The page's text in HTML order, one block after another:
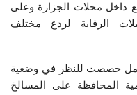
داخل محلات الجزارة وعلى
الرقابة لردع مختلف
عمل خصصت للنظر في وضعية
المحافظة على المسالخ